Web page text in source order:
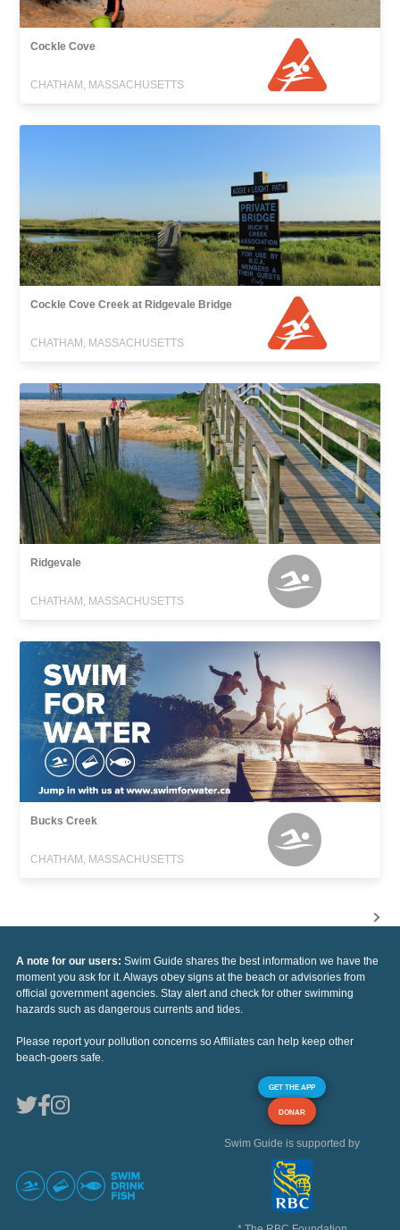
Cockle Cove
CHATHAM, MASSACHUSETTS
Cockle Cove Creek at Ridgevale Bridge
CHATHAM, MASSACHUSETTS
Ridgevale
CHATHAM, MASSACHUSETTS
Bucks Creek
CHATHAM, MASSACHUSETTS
A note for our users: Swim Guide shares the best information we have the
moment you ask for it. Always obey signs at the beach or advisories from
official government agencies. Stay alert and check for other swimming
hazards such as dangerous currents and tides.
Please report your pollution concerns so Affiliates can help keep other
beach-goers safe.
GET THE APP
DONAR
Swim Guide is supported by